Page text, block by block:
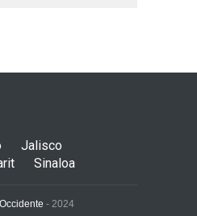
, Seguridad
Jalisco
Sinaloa
- 2024